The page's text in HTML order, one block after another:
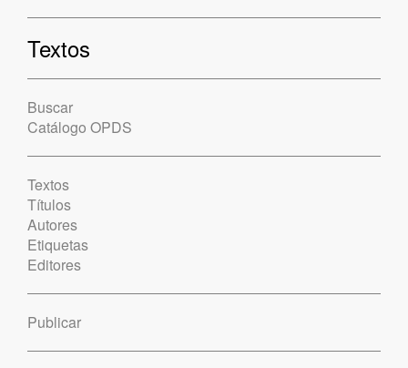
Textos
Buscar
Catálogo OPDS
Textos
Títulos
Autores
Etiquetas
Editores
Publicar